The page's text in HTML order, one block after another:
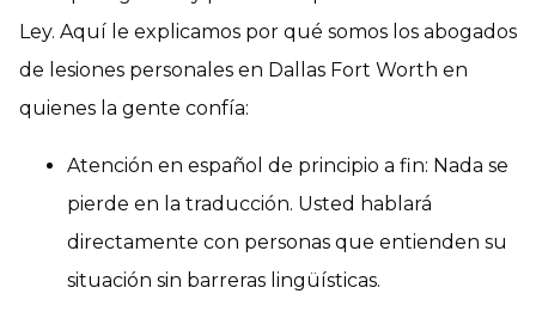
Ley. Aquí le explicamos por qué somos los abogados
de lesiones personales en Dallas Fort Worth en
quienes la gente confía:
Atención en español de principio a fin: Nada se
pierde en la traducción. Usted hablará
directamente con personas que entienden su
situación sin barreras lingüísticas.